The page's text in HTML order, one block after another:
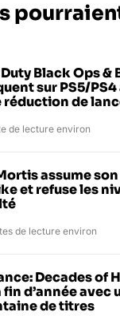
Black Ops &
sur PS5/PS4
réduction de
de lecture environ
assume
et refuse les
de lecture environ
Decades of
fin d’année avec
de titres